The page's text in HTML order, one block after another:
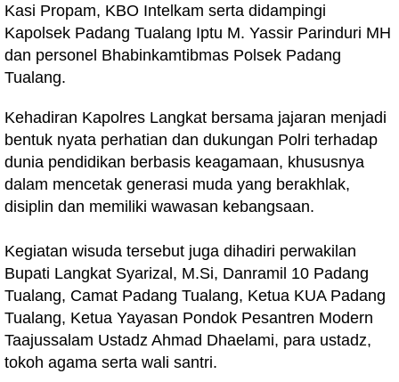
Kasi Propam, KBO Intelkam serta didampingi
Kapolsek Padang Tualang Iptu M. Yassir Parinduri MH
dan personel Bhabinkamtibmas Polsek Padang
Tualang.
Kehadiran Kapolres Langkat bersama jajaran menjadi
bentuk nyata perhatian dan dukungan Polri terhadap
dunia pendidikan berbasis keagamaan, khususnya
dalam mencetak generasi muda yang berakhlak,
disiplin dan memiliki wawasan kebangsaan.
Kegiatan wisuda tersebut juga dihadiri perwakilan
Bupati Langkat Syarizal, M.Si, Danramil 10 Padang
Tualang, Camat Padang Tualang, Ketua KUA Padang
Tualang, Ketua Yayasan Pondok Pesantren Modern
Taajussalam Ustadz Ahmad Dhaelami, para ustadz,
tokoh agama serta wali santri.